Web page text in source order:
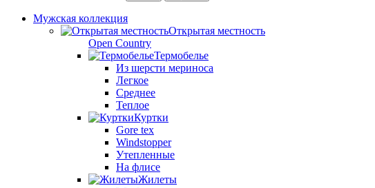
Мужская коллекция
Открытая местность
Open Country
Термобелье
Из шерсти мериноса
Легкое
Среднее
Теплое
Куртки
Gore tex
Windstopper
Утепленные
На флисе
Жилеты